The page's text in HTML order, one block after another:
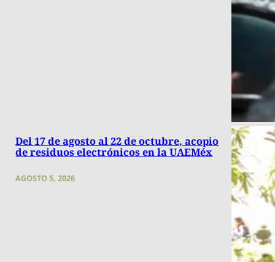
Del 17 de agosto al 22 de octubre, acopio
de residuos electrónicos en la UAEMéx
AGOSTO 5, 2026